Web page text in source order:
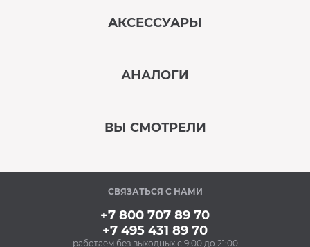
АКСЕССУАРЫ
АНАЛОГИ
ВЫ СМОТРЕЛИ
В наличии
СВЯЗАТЬСЯ С НАМИ
+7 800 707 89 70
+7 495 431 89 70
работаем без выходных с 9:00 до 21:00